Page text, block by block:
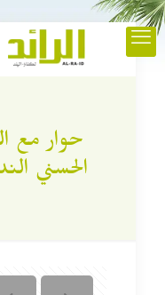
حوار مع
الحسني